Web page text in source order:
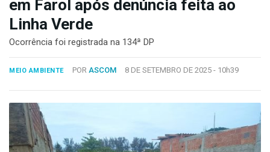
COLUNAS
FALE
Copyright
Desenvolvido
Hesea
Tecnologia
em Farol após denúncia feita ao
Linha Verde
Ocorrência foi registrada na 134ª DP
MEIO AMBIENTE POR ASCOM 8 DE SETEMBRO DE 2025 - 10h39